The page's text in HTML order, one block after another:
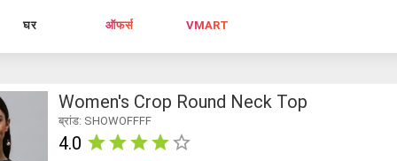
घर ऑफर्स VMART
Women's Crop Round Neck Top
ब्रांड: SHOWOFFFF
4.0